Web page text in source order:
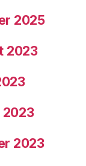
2025
2023
2023
2023